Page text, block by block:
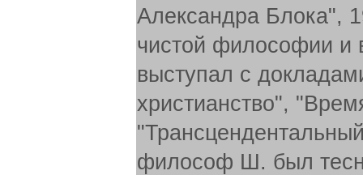
Александра Блока",
чистой философии и
выступал с
христианство",
философ Ш. был